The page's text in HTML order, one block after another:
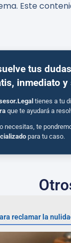
Este
tus
inmediato
tienes a tu
que te ayudará a
necesitas, te
para tu caso.